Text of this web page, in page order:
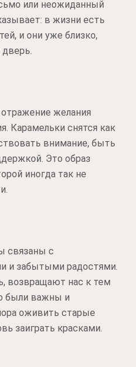
или неожиданный
в жизни есть
и они уже близко,
желания
Карамельки снятся как
внимание, быть
Это образ
иногда так не
связаны с
и забытыми радостями.
возвращают нас к тем
были важны и
оживить старые
заиграть красками.